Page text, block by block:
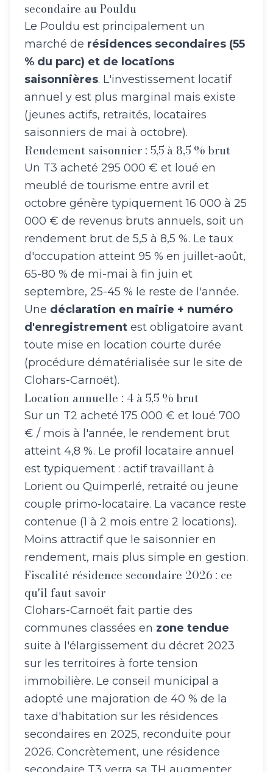
secondaire au Pouldu
Le Pouldu est principalement un
marché de résidences secondaires (55
% du parc) et de locations
saisonnières. L'investissement locatif
annuel y est plus marginal mais existe
(jeunes actifs, retraités, locataires
saisonniers de mai à octobre).
Rendement saisonnier : 5,5 à 8,5 % brut
Un T3 acheté 295 000 € et loué en
meublé de tourisme entre avril et
octobre génère typiquement 16 000 à 25
000 € de revenus bruts annuels, soit un
rendement brut de 5,5 à 8,5 %. Le taux
d'occupation atteint 95 % en juillet-août,
65-80 % de mi-mai à fin juin et
septembre, 25-45 % le reste de l'année.
Une déclaration en mairie + numéro
d'enregistrement est obligatoire avant
toute mise en location courte durée
(procédure dématérialisée sur le site de
Clohars-Carnoët).
Location annuelle : 4 à 5,5 % brut
Sur un T2 acheté 175 000 € et loué 700
€ / mois à l'année, le rendement brut
atteint 4,8 %. Le profil locataire annuel
est typiquement : actif travaillant à
Lorient ou Quimperlé, retraité ou jeune
couple primo-locataire. La vacance reste
contenue (1 à 2 mois entre 2 locations).
Moins attractif que le saisonnier en
rendement, mais plus simple en gestion.
Fiscalité résidence secondaire 2026 : ce
qu'il faut savoir
Clohars-Carnoët fait partie des
communes classées en zone tendue
suite à l'élargissement du décret 2023
sur les territoires à forte tension
immobilière. Le conseil municipal a
adopté une majoration de 40 % de la
taxe d'habitation sur les résidences
secondaires en 2025, reconduite pour
2026. Concrètement, une résidence